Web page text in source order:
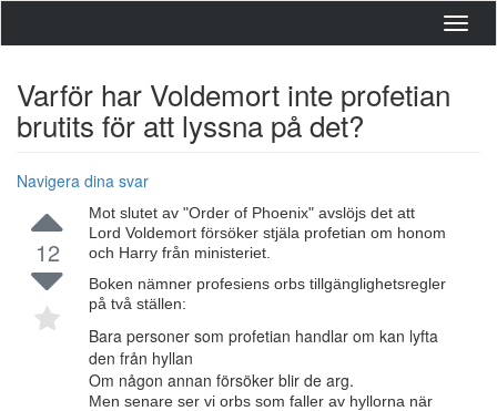
Varför har Voldemort inte profetian
brutits för att lyssna på det?
Navigera dina svar
12
Mot slutet av "Order of Phoenix" avslöjs det att
Lord Voldemort försöker stjäla profetian om honom
och Harry från ministeriet.
Boken nämner profesiens orbs tillgänglighetsregler
på två ställen:
Bara personer som profetian handlar om kan lyfta
den från hyllan
Om någon annan försöker blir de arg.
Men senare ser vi orbs som faller av hyllorna när